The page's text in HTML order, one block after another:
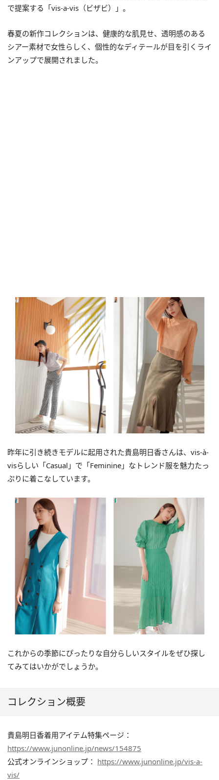
で提案する「vis-a-vis（ビザビ）」。
春夏の新作コレクションは、健康的な肌見せ、透明感のある
シアー素材で女性らしく、個性的なディテールが目を引くライ
ンアップで展開されました。
昨年に引き続きモデルに起用された貴島明日香さんは、vis-à-
visらしい「Casual」で「Feminine」なトレンド服を魅力たっ
ぷりに着こなしています。
これからの季節にぴったりな自分らしいスタイルをぜひ探し
てみてはいかがでしょうか。
コレクション概要
貴島明日香着用アイテム特集ページ：
https://www.junonline.jp/news/154875
公式オンラインショップ： https://www.junonline.jp/vis-a-
vis/